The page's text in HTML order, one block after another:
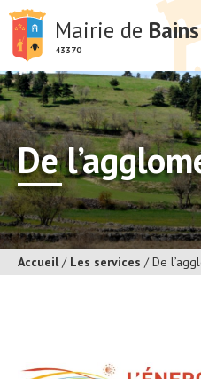
Mairie de Bains
43370
De
Accueil/ Les services /De